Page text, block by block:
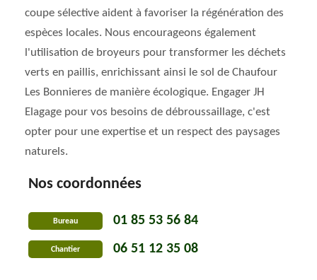
coupe sélective aident à favoriser la régénération des
espèces locales. Nous encourageons également
l'utilisation de broyeurs pour transformer les déchets
verts en paillis, enrichissant ainsi le sol de Chaufour
Les Bonnieres de manière écologique. Engager JH
Elagage pour vos besoins de débroussaillage, c'est
opter pour une expertise et un respect des paysages
naturels.
Nos coordonnées
Bureau 01 85 53 56 84
Chantier 06 51 12 35 08